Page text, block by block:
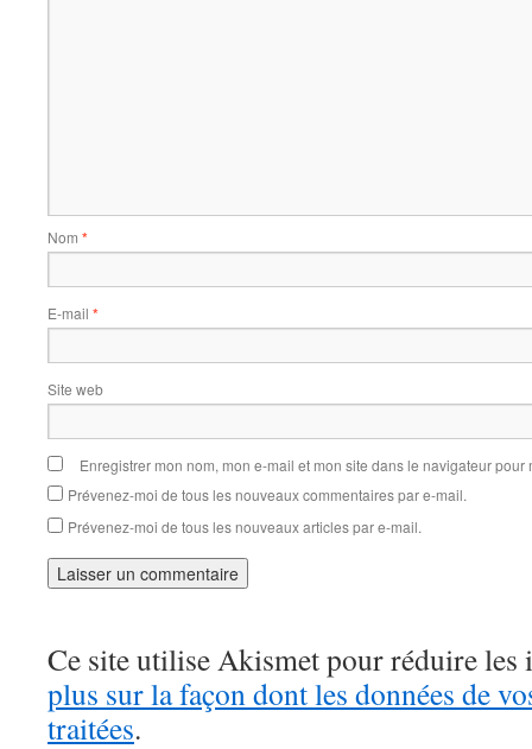
Nom *
E-mail *
Site web
Enregistrer mon nom, mon e-mail et mon site dans le navigateur
Prévenez-moi de tous les nouveaux commentaires par e-mail.
Prévenez-moi de tous les nouveaux articles par e-mail.
Ce site utilise Akismet pour réduire les
plus sur la façon dont les données de
traitées.